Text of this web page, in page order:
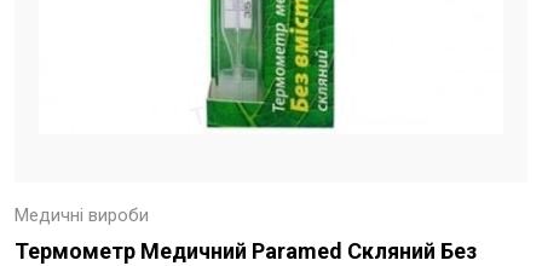
Медичні вироби
Термометр Медичний Paramed Скляний Без